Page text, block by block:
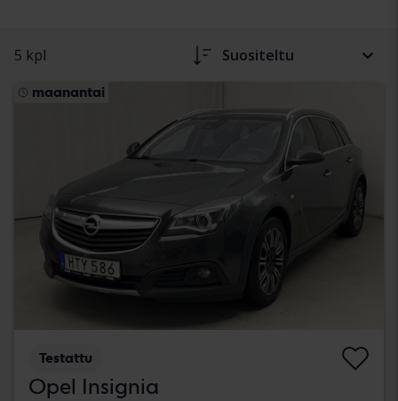
5 kpl Suositeltu
maanantai
Testattu
Opel Insignia